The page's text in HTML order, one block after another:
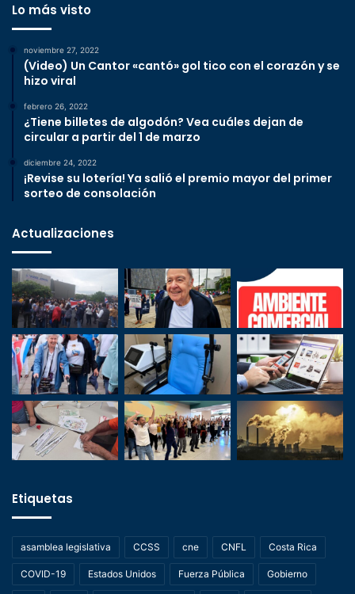
Lo más visto
noviembre 27, 2022
(Video) Un Cantor «cantó» gol tico con el corazón y se
hizo viral
febrero 26, 2022
¿Tiene billetes de algodón? Vea cuáles dejan de
circular a partir del 1 de marzo
diciembre 24, 2022
¡Revise su lotería! Ya salió el premio mayor del primer
sorteo de consolación
Actualizaciones
Etiquetas
asamblea legislativa CCSS cne CNFL Costa Rica
COVID-19 Estados Unidos Fuerza Pública Gobierno